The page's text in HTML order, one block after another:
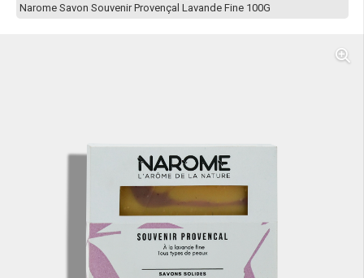
Narome Savon Souvenir Provençal Lavande Fine 100G